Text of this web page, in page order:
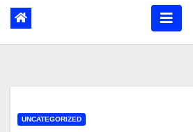
UNCATEGORIZED